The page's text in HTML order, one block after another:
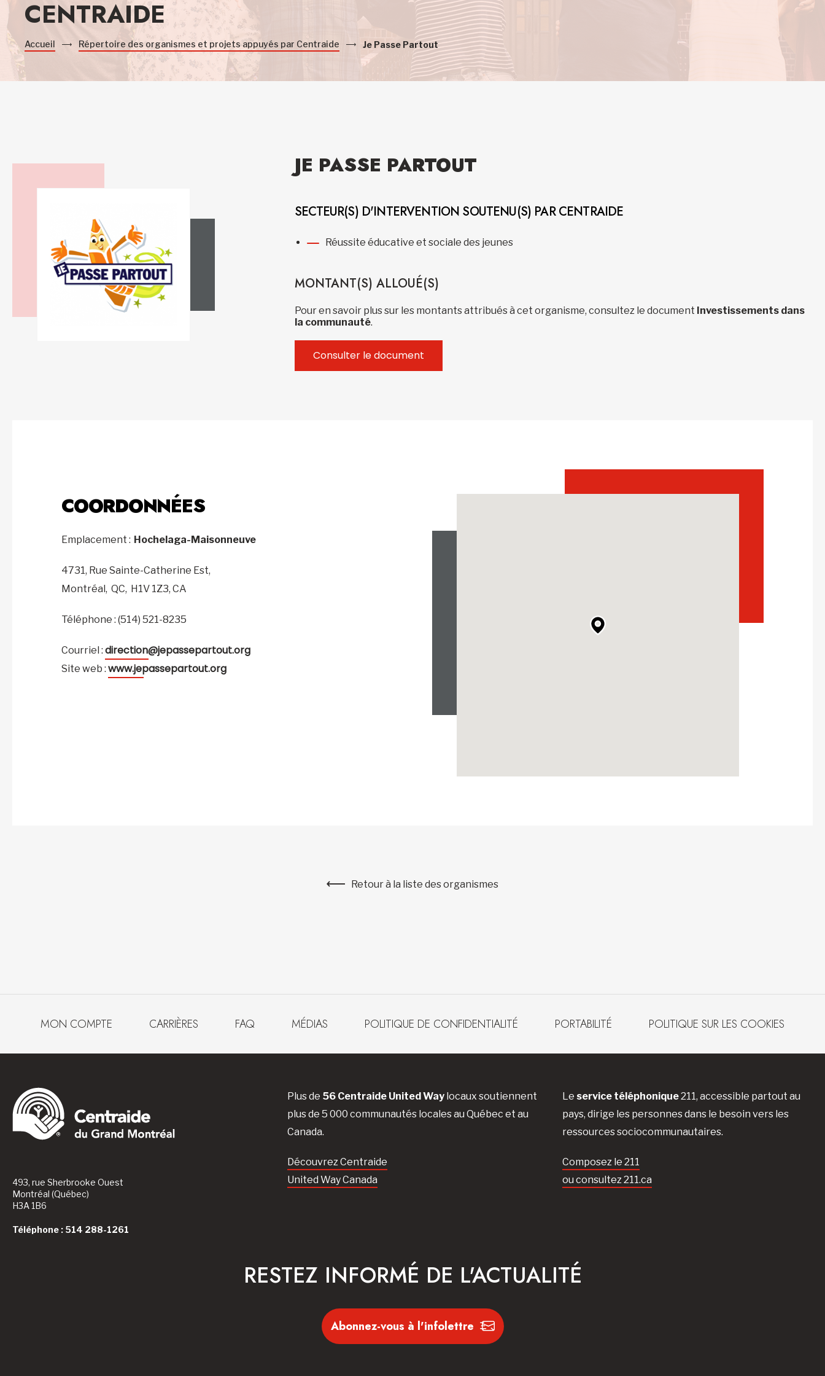
CENTRAIDE
Accueil Répertoire des organismes et projets appuyés par Centraide Je Passe Partout
JE PASSE PARTOUT
SECTEUR(S) D'INTERVENTION SOUTENU(S) PAR CENTRAIDE
Réussite éducative et sociale des jeunes
MONTANT(S) ALLOUÉ(S)
Pour en savoir plus sur les montants attribués à cet organisme, consultez le document Investissements dans
la communauté.
Consulter le document
COORDONNÉES
Emplacement : Hochelaga-Maisonneuve
4731, Rue Sainte-Catherine Est,
Montréal, QC, H1V 1Z3, CA
Téléphone : (514) 521-8235
Courriel : direction@jepassepartout.org
Site web : www.jepassepartout.org
Retour à la liste des organismes
MON COMPTE CARRIÈRES FAQ MÉDIAS POLITIQUE DE CONFIDENTIALITÉ PORTABILITÉ POLITIQUE SUR LES COOKIES
493, rue Sherbrooke Ouest
Montréal (Québec)
H3A 1B6
Téléphone : 514 288-1261
Plus de 56 Centraide United Waylocaux soutiennent
plus de 5 000 communautés locales au Québec et au
Canada.
Découvrez Centraide
United Way Canada
Le service téléphonique211, accessible partout au
pays, dirige les personnes dans le besoin vers les
ressources sociocommunautaires.
Composez le 211
ou consultez 211.ca
RESTEZ INFORMÉ DE L'ACTUALITÉ
Abonnez-vous à l'infolettre